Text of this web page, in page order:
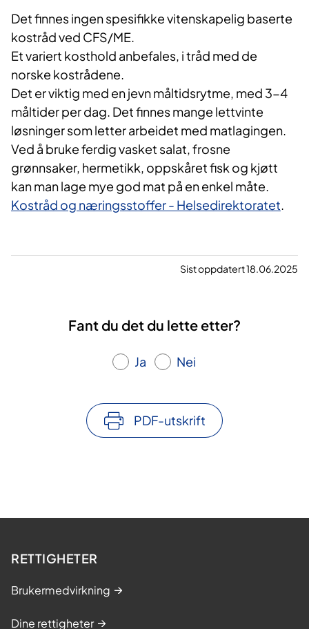
Det finnes ingen spesifikke vitenskapelig baserte
kostråd ved CFS/ME.
Et variert kosthold anbefales, i tråd med de
norske kostrådene.
Det er viktig med en jevn måltidsrytme, med 3-4
måltider per dag. Det finnes mange lettvinte
løsninger som letter arbeidet med matlagingen.
Ved å bruke ferdig vasket salat, frosne
grønnsaker, hermetikk, oppskåret fisk og kjøtt
kan man lage mye god mat på en enkel måte.
Kostråd og næringsstoffer - Helsedirektoratet.
Sist oppdatert 18.06.2025
Fant du det du lette etter?
Ja Nei
PDF-utskrift
RETTIGHETER
Brukermedvirkning
Dine rettigheter